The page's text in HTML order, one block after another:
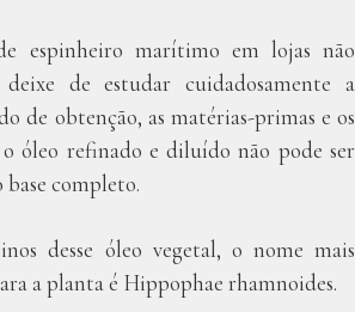
espinheiro marítimo em lojas não
deixe de estudar cuidadosamente a
de obtenção, as matérias-primas e os
óleo refinado e diluído não pode ser
completo.
desse óleo vegetal, o nome mais
a planta é Hippophae rhamnoides.